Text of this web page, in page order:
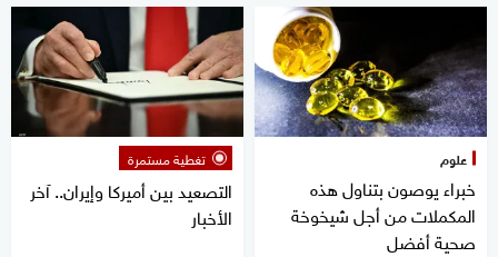
علوم
خبراء يوصون بتناول هذه
المكملات من أجل شيخوخة
صحية أفضل
تغطية مستمرة
التصعيد بين أميركا وإيران.. آخر
الأخبار